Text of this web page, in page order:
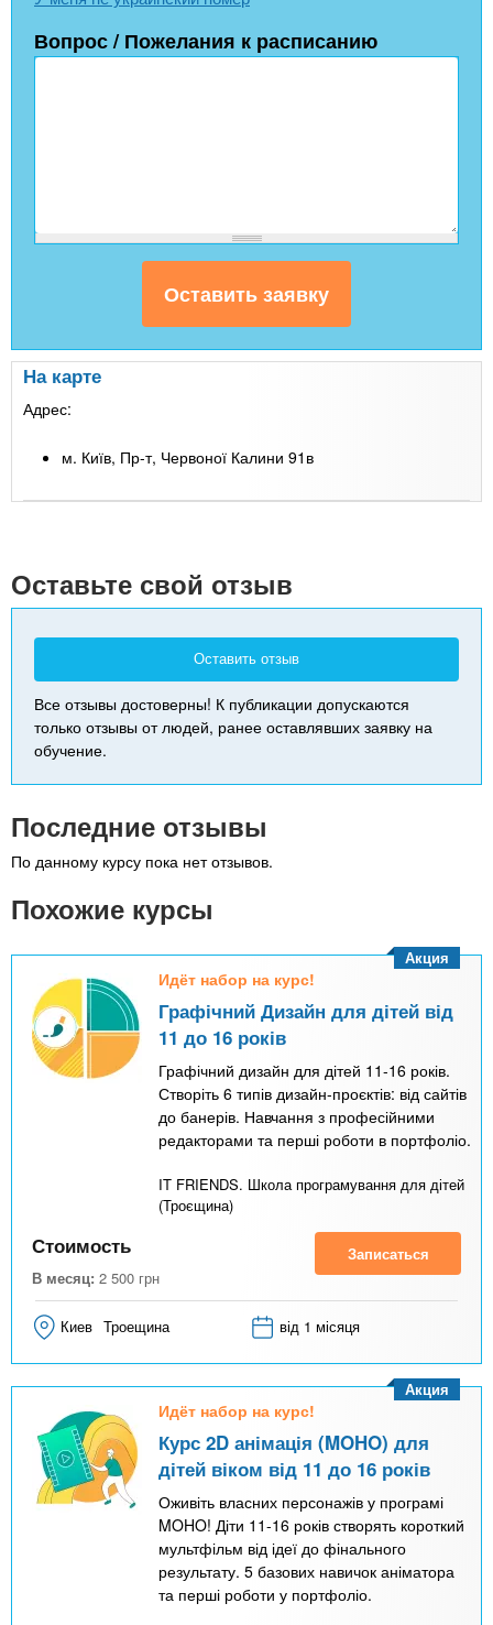
Вопрос / Пожелания к расписанию
На карте
Адрес:
м. Київ, Пр-т, Червоної Калини 91в
Оставьте свой отзыв
Оставить отзыв
Все отзывы достоверны! К публикации допускаются
только отзывы от людей, ранее оставлявших заявку на
обучение.
Последние отзывы
По данному курсу пока нет отзывов.
Похожие курсы
Идёт набор на курс!
Графічний Дизайн для дітей від
11 до 16 років
Графічний дизайн для дітей 11-16 років.
Створіть 6 типів дизайн-проєктів: від сайтів
до банерів. Навчання з професійними
редакторами та перші роботи в портфоліо.
IT FRIENDS. Школа програмування для дітей
(Троєщина)
Акция
Стоимость
В месяц: 2 500 грн
Записаться
Киев Троещина від 1 місяця
Идёт набор на курс!
Курс 2D анімація (MOHO) для
дітей віком від 11 до 16 років
Оживіть власних персонажів у програмі
MOHO! Діти 11-16 років створять короткий
мультфільм від ідеї до фінального
результату. 5 базових навичок аніматора
та перші роботи у портфоліо.
Акция